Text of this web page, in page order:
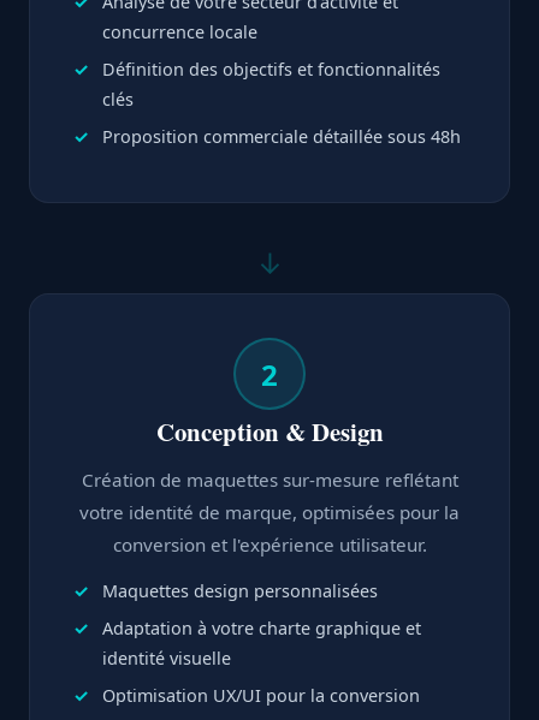
concurrence locale
Définition des objectifs et fonctionnalités
clés
Proposition commerciale détaillée sous 48h
↓
2
Conception & Design
Création de maquettes sur-mesure reflétant
votre identité de marque, optimisées pour la
conversion et l'expérience utilisateur.
Maquettes design personnalisées
Adaptation à votre charte graphique et
identité visuelle
Optimisation UX/UI pour la conversion